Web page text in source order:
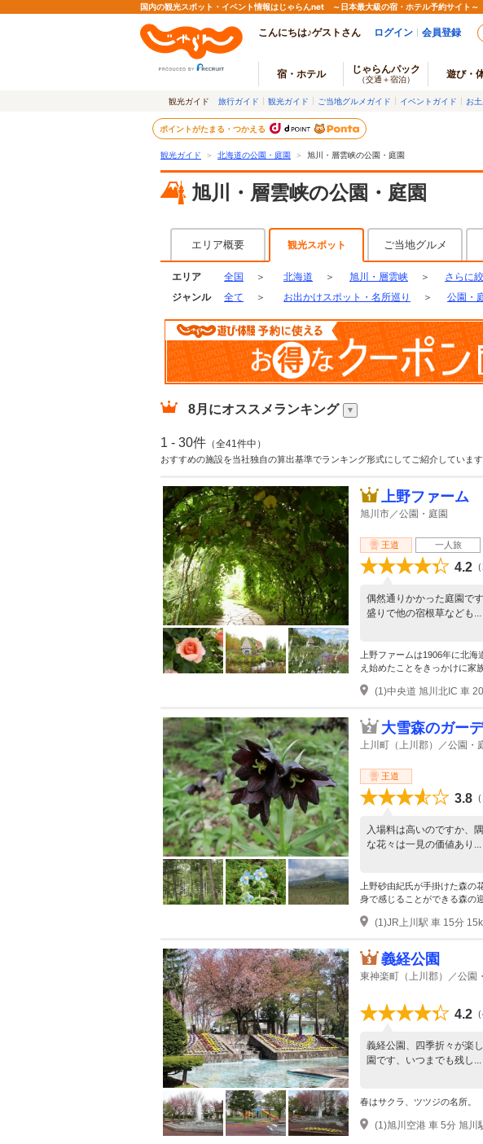
国内の観光スポット・イベント情報はじゃらんnet ～日本最大級の宿・ホテル予約サイト～
こんにちは♪ゲストさん ログイン 会員登録
宿・ホテル じゃらんパック
（交通＋宿泊） 遊び・
観光ガイド 旅行ガイド 観光ガイド ご当地グルメガイド イベントガイド お
ポイントがたまる・つかえる
観光ガイド ＞ 北海道の公園・庭園 ＞ 旭川・層雲峡の公園・庭園
旭川・層雲峡の公園・庭園
エリア概要 観光スポット ご当地グルメ
エリア 全国 ＞ 北海道 ＞ 旭川・層雲峡 ＞
さらに
ジャンル
全て ＞ お出かけスポット・名所巡り ＞ 公園・
8月 にオススメランキング
1 - 30件 （全41件中）
おすすめの施設を当社独自の算出基準でランキング形式にしてご紹介しています
上野ファーム
旭川市／公園・庭園
王道 一人旅
4.2 （
偶然通りかかった庭園で
盛りで他の宿根草なども...
上野ファームは1906年に北
え始めたことをきっかけに家
(1)中央道 旭川北IC 車
大雪森のガー
上川町（上川郡）／公園・
王道
3.8 （
入場料は高いのですか、
な花々は一見の価値あり...
上野砂由紀氏が手掛けた森
身で感じることができる森の
(1)JR上川駅 車 15分
義経公園
東神楽町（上川郡）／公園
4.2 （
義経公園、四季折々が楽
園です、いつまでも残し...
春はサクラ、ツツジの名所。
(1)旭川空港 車 5分 旭川